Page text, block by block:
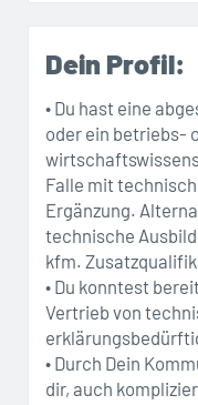
Dein Profil:
• Du hast eine
oder ein betriebs-
Falle mit
Ergänzung.
technische
kfm.
• Du konntest
Vertrieb von
• Durch Dein
dir, auch